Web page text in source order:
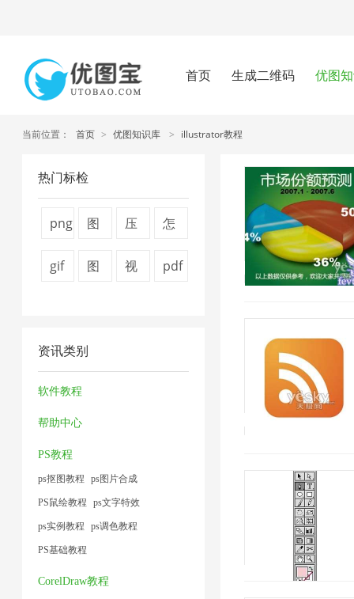
首页 生成二维码 优图
当前位置： 首页 > 优图知识库 > illustrator教程
热门标检
png
具
1
图
技
术
压
怎
片
gif
2
图
缩
视
pdf
资讯类别
软件教程
帮助中心
PS教程
ps抠图教程 ps图片合成
PS鼠绘教程 ps文字特效
ps实例教程 ps调色教程
PS基础教程
CorelDraw教程
2019/1/16 14:25:09